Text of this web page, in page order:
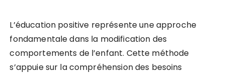
L’éducation positive représente une approche
fondamentale dans la modification des
comportements de l’enfant. Cette méthode
s’appuie sur la compréhension des besoins